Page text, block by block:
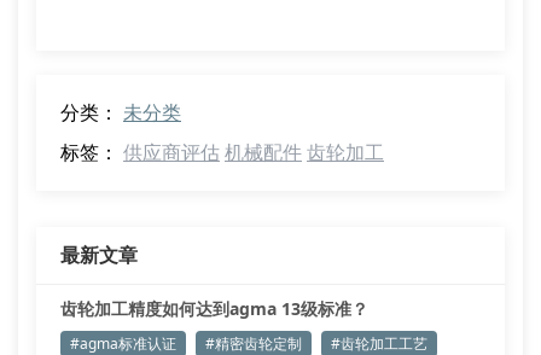
分类： 未分类
标签： 供应商评估机械配件齿轮加工
最新文章
齿轮加工精度如何达到agma 13级标准？
#agma标准认证 #精密齿轮定制 #齿轮加工工艺